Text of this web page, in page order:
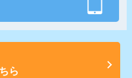
ら